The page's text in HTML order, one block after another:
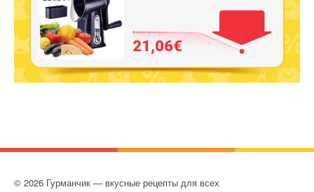
© 2026 Гурманчик — вкусные рецепты для всех